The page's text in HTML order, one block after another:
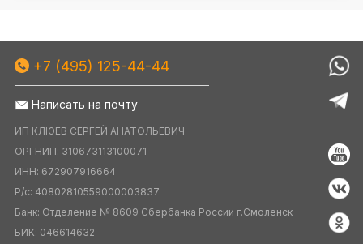
+7 (495) 125-44-44
Написать на почту
ИП КЛЮЕВ СЕРГЕЙ АНАТОЛЬЕВИЧ
ОРГНИП: 310673113100071
ИНН: 672907916664
Р/с: 40802810559000003837
Банк: Отделение № 8609 Сбербанка России г.Смоленск
БИК: 046614632